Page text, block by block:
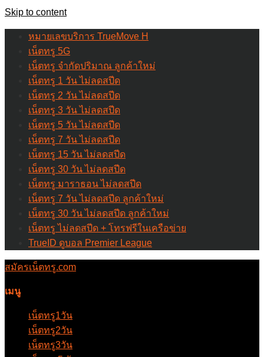
Skip to content
หมายเลขบริการ TrueMove H
เน็ตทรู 5G
เน็ตทรู จำกัดปริมาณ ลูกค้าใหม่
เน็ตทรู 1 วัน ไม่ลดสปีด
เน็ตทรู 2 วัน ไม่ลดสปีด
เน็ตทรู 3 วัน ไม่ลดสปีด
เน็ตทรู 5 วัน ไม่ลดสปีด
เน็ตทรู 7 วัน ไม่ลดสปีด
เน็ตทรู 15 วัน ไม่ลดสปีด
เน็ตทรู 30 วัน ไม่ลดสปีด
เน็ตทรู มาราธอน ไม่ลดสปีด
เน็ตทรู 7 วัน ไม่ลดสปีด ลูกค้าใหม่
เน็ตทรู 30 วัน ไม่ลดสปีด ลูกค้าใหม่
เน็ตทรู ไม่ลดสปีด + โทรฟรีในเครือข่าย
TrueID ดูบอล Premier League
สมัครเน็ตทรู.com
เมนู
เน็ตทรู1วัน
เน็ตทรู2วัน
เน็ตทรู3วัน